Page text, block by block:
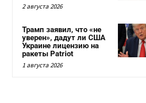
2 августа 2026
Трамп заявил, что «не
уверен», дадут ли США
Украине лицензию на
ракеты Patriot
1 августа 2026